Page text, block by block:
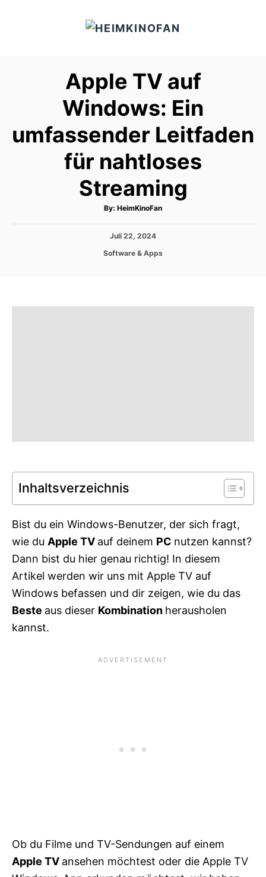
Apple TV auf
Windows: Ein
umfassender Leitfaden
für nahtloses
Streaming
By: A
t
o
HeimKinoFan
P
s
Juli 22, 2024
C
o
Software & Apps
Inhaltsverzeichnis
Bist du ein Windows-Benutzer, der sich fragt,
wie du Apple TV auf deinem PC nutzen kannst?
Dann bist du hier genau richtig! In diesem
Artikel werden wir uns mit Apple TV auf
Windows befassen und dir zeigen, wie du das
Beste aus dieser Kombination herausholen
kannst.
Ob du Filme und TV-Sendungen auf einem
Apple TV ansehen möchtest oder die Apple TV